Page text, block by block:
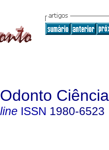
ISSN 1980-6523